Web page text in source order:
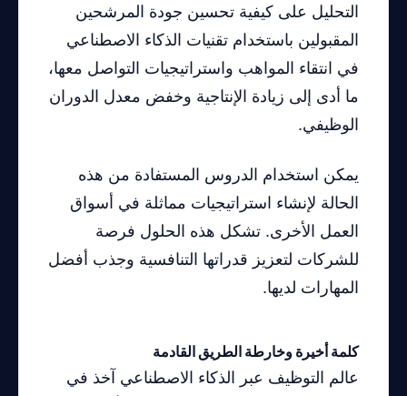
التحليل على كيفية تحسين جودة المرشحين
المقبولين باستخدام تقنيات الذكاء الاصطناعي
في انتقاء المواهب واستراتيجيات التواصل معها،
ما أدى إلى زيادة الإنتاجية وخفض معدل الدوران
الوظيفي.
يمكن استخدام الدروس المستفادة من هذه
الحالة لإنشاء استراتيجيات مماثلة في أسواق
العمل الأخرى. تشكل هذه الحلول فرصة
للشركات لتعزيز قدراتها التنافسية وجذب أفضل
المهارات لديها.
كلمة أخيرة وخارطة الطريق القادمة
عالم التوظيف عبر الذكاء الاصطناعي آخذ في